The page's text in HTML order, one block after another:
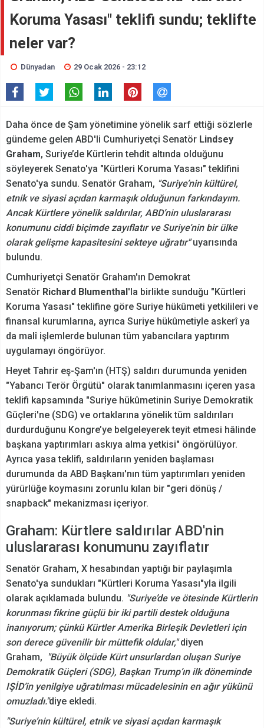
Koruma Yasası" teklifi sundu; teklifte
neler var?
Dünyadan 29 Ocak 2026 - 23:12
Daha önce de Şam yönetimine yönelik sarf ettiği sözlerle
gündeme gelen ABD'li Cumhuriyetçi Senatör Lindsey
Graham, Suriye’de Kürtlerin tehdit altında olduğunu
söyleyerek Senato'ya "Kürtleri Koruma Yasası" teklifini
Senato'ya sundu. Senatör Graham, "Suriye’nin kültürel,
etnik ve siyasi açıdan karmaşık olduğunun farkındayım.
Ancak Kürtlere yönelik saldırılar, ABD’nin uluslararası
konumunu ciddi biçimde zayıflatır ve Suriye’nin bir ülke
olarak gelişme kapasitesini sekteye uğratır"uyarısında
bulundu.
Cumhuriyetçi Senatör Graham'ın Demokrat
Senatör Richard Blumenthal'la birlikte sunduğu "Kürtleri
Koruma Yasası" teklifine göre Suriye hükûmeti yetkilileri ve
finansal kurumlarına, ayrıca Suriye hükûmetiyle askerî ya
da malî işlemlerde bulunan tüm yabancılara yaptırım
uygulamayı öngörüyor.
Heyet Tahrir eş-Şam'ın (HTŞ) saldırı durumunda yeniden
"Yabancı Terör Örgütü" olarak tanımlanmasını içeren yasa
teklifi kapsamında "Suriye hükûmetinin Suriye Demokratik
Güçleri'ne (SDG) ve ortaklarına yönelik tüm saldırıları
durdurduğunu Kongre’ye belgeleyerek teyit etmesi hâlinde
başkana yaptırımları askıya alma yetkisi" öngörülüyor.
Ayrıca yasa teklifi, saldırıların yeniden başlaması
durumunda da ABD Başkanı'nın tüm yaptırımları yeniden
yürürlüğe koymasını zorunlu kılan bir "geri dönüş /
snapback" mekanizması içeriyor.
Graham: Kürtlere saldırılar ABD'nin
uluslararası konumunu zayıflatır
Senatör Graham, X hesabından yaptığı bir paylaşımla
Senato'ya sundukları "Kürtleri Koruma Yasası"yla ilgili
olarak açıklamada bulundu. "Suriye’de ve ötesinde Kürtlerin
korunması fikrine güçlü bir iki partili destek olduğuna
inanıyorum; çünkü Kürtler Amerika Birleşik Devletleri için
son derece güvenilir bir müttefik oldular,"diyen
Graham, "Büyük ölçüde Kürt unsurlardan oluşan Suriye
Demokratik Güçleri (SDG), Başkan Trump’ın ilk döneminde
IŞİD’in yenilgiye uğratılması mücadelesinin en ağır yükünü
omuzladı."diye ekledi.
"Suriye’nin kültürel, etnik ve siyasi açıdan karmaşık